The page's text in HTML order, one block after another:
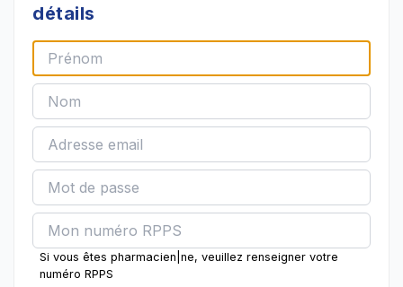
détails
Si vous êtes pharmacien|ne, veuillez renseigner votre
numéro RPPS